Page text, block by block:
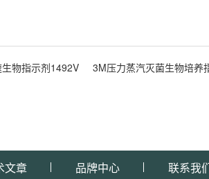
物指示剂1492V
3M压力蒸汽灭菌生物培养
文章 品牌中心 联系我